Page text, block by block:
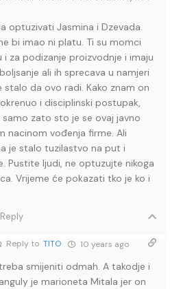
optuzivati Jasmina i Dzevada.
bi imao ni platu. Ti su momci
i za podizanje proizvodnje i imaju
ali ih sprecava u namjeri
stalo da ovo radi. Kako znam on
i disciplinski postupak,
zato sto je se ovaj javno
nacinom vođenja firme. Ali
je stalo tuzilastvo na put i
Pustite ljudi, ne optuzujte nikoga
Vrijeme će pokazati tko je ko i
Reply
Reply toTITO 10 years ago
smijeniti odmah. A takodje i
je marioneta Mitala jer on